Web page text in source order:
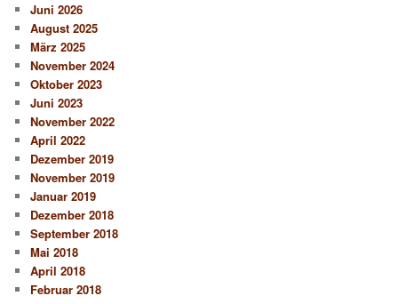
Juni 2026
August 2025
März 2025
November 2024
Oktober 2023
Juni 2023
November 2022
April 2022
Dezember 2019
November 2019
Januar 2019
Dezember 2018
September 2018
Mai 2018
April 2018
Februar 2018